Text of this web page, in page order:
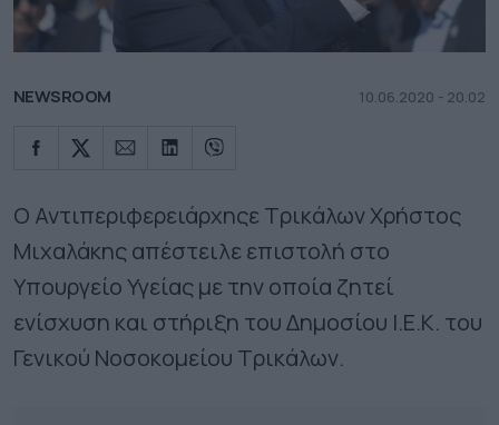
NEWSROOM 10.06.2020 - 20.02
Ο Αντιπεριφερειάρχηςε Τρικάλων Χρήστος
Μιχαλάκης απέστειλε επιστολή στο
Υπουργείο Υγείας με την οποία ζητεί
ενίσχυση και στήριξη του Δημοσίου Ι.Ε.Κ. του
Γενικού Νοσοκομείου Τρικάλων.